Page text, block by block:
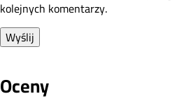
kolejnych komentarzy.
Oceny